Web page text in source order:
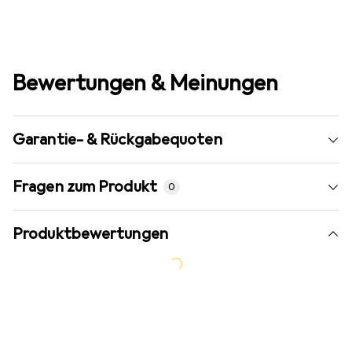
Bewertungen & Meinungen
Garantie- & Rückgabequoten
Fragen zum Produkt 0
Produktbewertungen